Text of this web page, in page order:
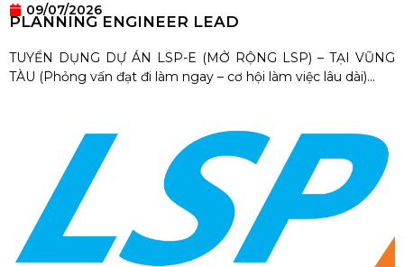
09/07/2026
PLANNING ENGINEER LEAD
TUYỂN DỤNG DỰ ÁN LSP-E (MỞ RỘNG LSP) – TẠI VŨNG
TÀU (Phỏng vấn đạt đi làm ngay – cơ hội làm việc lâu dài)...